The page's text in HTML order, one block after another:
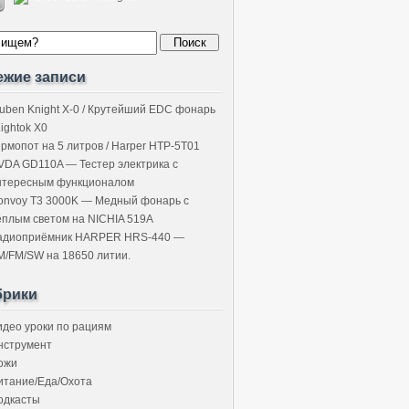
записи
Knight X-0 / Крутейший EDC фонарь
X0
на 5 литров / Harper HTP-5T01
GD110A — Тестер электрика с
функционалом
T3 3000K — Медный фонарь с
светом на NICHIA 519A
HARPER HRS-440 —
FM/SW на 18650 литии.
уроки по рациям
Еда/Охота